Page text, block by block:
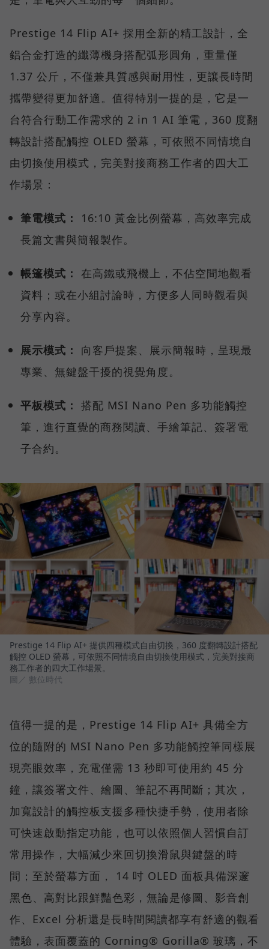
Prestige 14 Flip AI+ 採用全新的精工設計，全
鋁合金打造的纖薄機身搭配弧形圓角，重量僅
1.37 公斤，不僅兼具質感與耐用性，更讓長時間
攜帶變得更加舒適。值得特別一提的是，它是一
台符合行動工作需求的 2 in 1 AI 筆電，360 度翻
轉設計搭配觸控 OLED 螢幕，可依照不同情境自
由切換使用模式，完美對接商務工作者的四大工
作場景：
筆電模式：
16:10 黃金比例螢幕，高效率完成
長篇文書與簡報製作。
帳篷模式： 在高鐵或飛機上，不佔空間地觀看
資料；或在小組討論時，方便多人同時觀看與
分享內容。
展示模式：
向客戶提案、展示簡報時，呈現最
專業、無鍵盤干擾的視覺角度。
平板模式： 搭配 MSI Nano Pen 多功能觸控
筆，進行直覺的商務閱讀、手繪筆記、簽署電
子合約。
Prestige 14 Flip AI+ 提供四種模式自由切換，360 度翻轉設計搭配
觸控 OLED 螢幕，可依照不同情境自由切換使用模式，完美對接商
務工作者的四大工作場景。
圖／ 數位時代
值得一提的是，Prestige 14 Flip AI+ 具備全方
位的隨附的 MSI Nano Pen 多功能觸控筆同樣展
現亮眼效率，充電僅需 13 秒即可使用約 45 分
鐘，讓簽署文件、繪圖、筆記不再間斷；其次，
加寬設計的觸控板支援多種快捷手勢，使用者除
可快速啟動指定功能，也可以依照個人習慣自訂
常用操作，大幅減少來回切換滑鼠與鍵盤的時
間；至於螢幕方面， 14 吋 OLED 面板具備深邃
黑色、高對比跟鮮豔色彩，無論是修圖、影音創
作、Excel 分析還是長時間閱讀都享有舒適的觀看
體驗，表面覆蓋的 Corning® Gorilla® 玻璃，不